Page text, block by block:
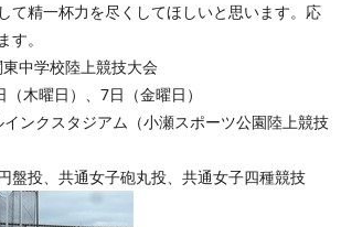
て精一杯力を尽くしてほしいと思います。応
す。
中学校陸上競技大会
木曜日）、7日（金曜日）
ンクスタジアム（小瀬スポーツ公園陸上競技
盤投、共通女子砲丸投、共通女子四種競技